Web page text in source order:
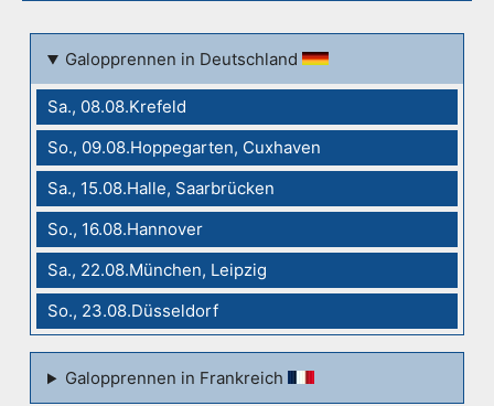
Galopprennen in Deutschland
Sa., 08.08.Krefeld
So., 09.08.Hoppegarten, Cuxhaven
Sa., 15.08.Halle, Saarbrücken
So., 16.08.Hannover
Sa., 22.08.München, Leipzig
So., 23.08.Düsseldorf
Galopprennen in Frankreich